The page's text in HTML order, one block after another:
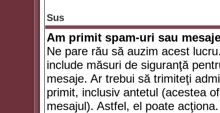
Sus
Am primit spam-uri sau
Ne pare rău să auzim acest
include măsuri de siguranţă
mesaje. Ar trebui să trimiteţi
primit, inclusiv antetul (acestea
mesajul). Astfel, el poate acţiona.